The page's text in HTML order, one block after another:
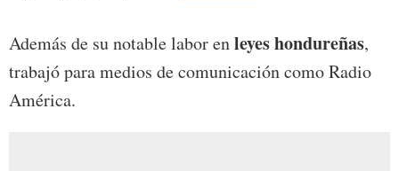
Además de su notable labor enleyes hondureñas,
trabajó para medios de comunicación como Radio
América.